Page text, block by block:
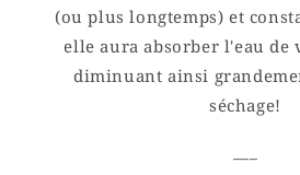
(ou plus longtemps) et
elle aura absorber l'eau de
diminuant ainsi
séchage!